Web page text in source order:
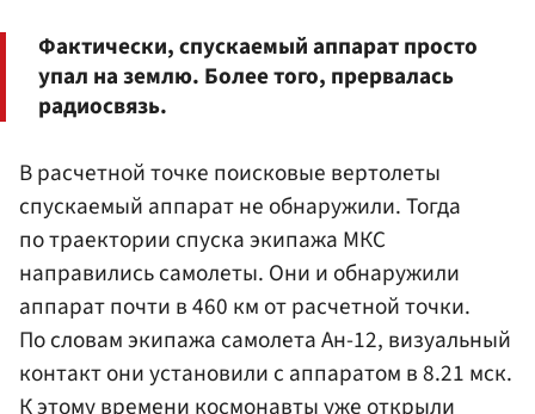
Фактически, спускаемый аппарат просто
упал на землю. Более того, прервалась
радиосвязь.
В расчетной точке поисковые вертолеты
спускаемый аппарат не обнаружили. Тогда
по траектории спуска экипажа МКС
направились самолеты. Они и обнаружили
аппарат почти в 460 км от расчетной точки.
По словам экипажа самолета Ан-12, визуальный
контакт они установили с аппаратом в 8.21 мск.
К этому времени космонавты уже открыли